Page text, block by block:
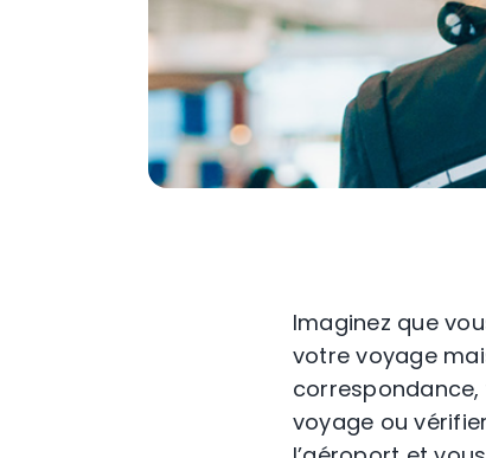
Imaginez que
votre voyage
voyage ou